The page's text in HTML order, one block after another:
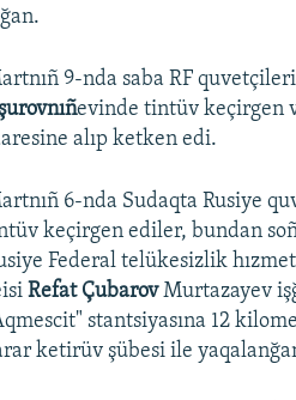
9-nda saba RF
evinde tintüv keçirgen
alıp ketken edi.
6-nda Sudaqta Rusiye
keçirgen ediler, bundan
Federal telükesizlik
Refat ÇubarovMurtazayev
stantsiyasına 12
ketirüv şübesi ile